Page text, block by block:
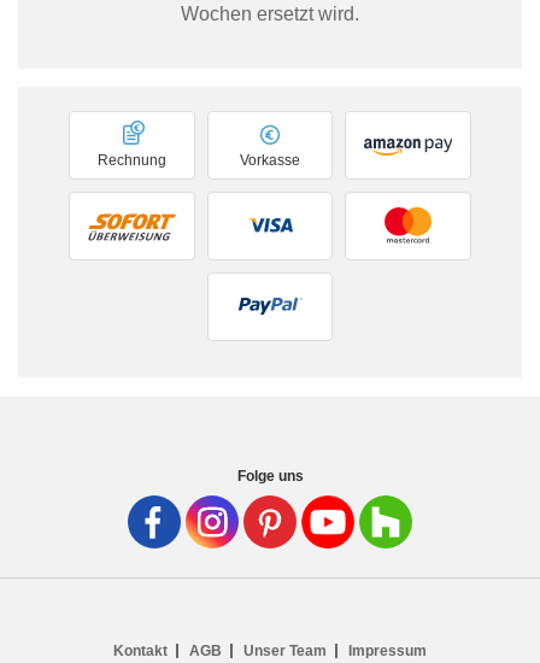
Wochen ersetzt wird.
Vorkasse
Rechnung
Folge uns
Kontakt AGB Unser Team Impressum